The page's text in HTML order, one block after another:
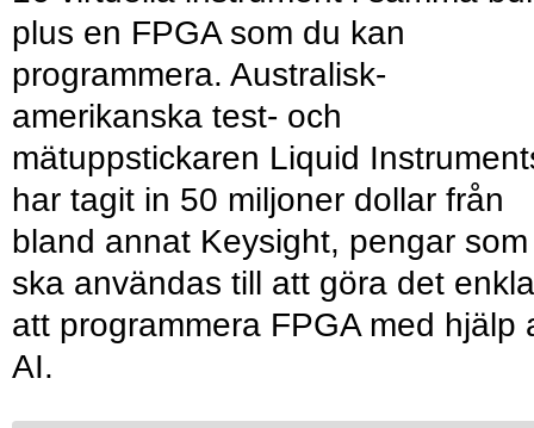
plus en FPGA som du kan
programmera. Australisk-
amerikanska test- och
mätuppstickaren Liquid
har tagit in 50 miljoner dollar från
bland annat Keysight, pengar som
ska användas till att göra det
att programmera FPGA med hjälp
AI.